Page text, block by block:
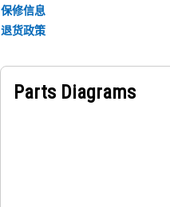
保修信息
退货政策
Parts Diagrams